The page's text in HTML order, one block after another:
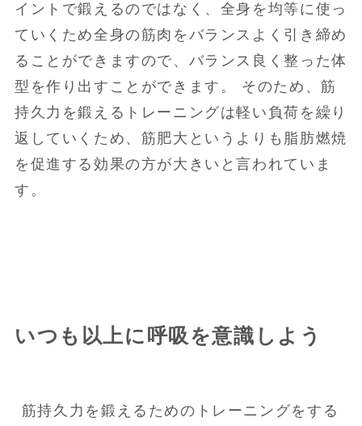
イントで鍛えるのではなく、全身を均等に使っ
ていくため全身の筋肉をバランスよく引き締め
ることができますので、バランス良く整った体
型を作り出すことができます。 そのため、筋
持久力を鍛えるトレーニングは軽い負荷を繰り
返していくため、筋肥大というよりも脂肪燃焼
を促進する効果の方が大きいと言われていま
す。
いつも以上に呼吸を意識しよう
筋持久力を鍛えるためのトレーニングをする